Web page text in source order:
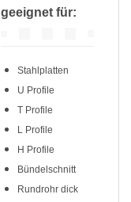
geeignet für:
Stahlplatten
U Profile
T Profile
L Profile
H Profile
Bündelschnitt
Rundrohr dick